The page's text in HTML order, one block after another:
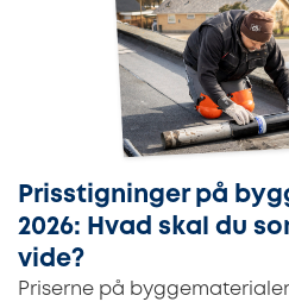
Prisstigninger på
2026: Hvad skal du
vide?
Priserne på